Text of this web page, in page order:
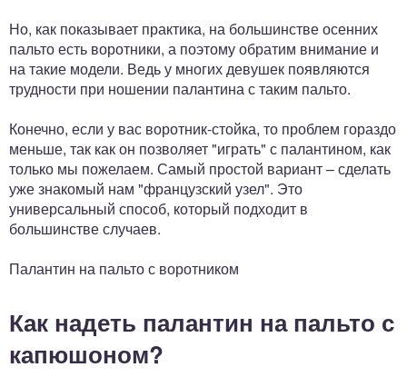
Но, как показывает практика, на большинстве осенних
пальто есть воротники, а поэтому обратим внимание и
на такие модели. Ведь у многих девушек появляются
трудности при ношении палантина с таким пальто.
Конечно, если у вас воротник-стойка, то проблем гораздо
меньше, так как он позволяет "играть" с палантином, как
только мы пожелаем. Самый простой вариант – сделать
уже знакомый нам "французский узел". Это
универсальный способ, который подходит в
большинстве случаев.
Палантин на пальто с воротником
Как надеть палантин на пальто с
капюшоном?